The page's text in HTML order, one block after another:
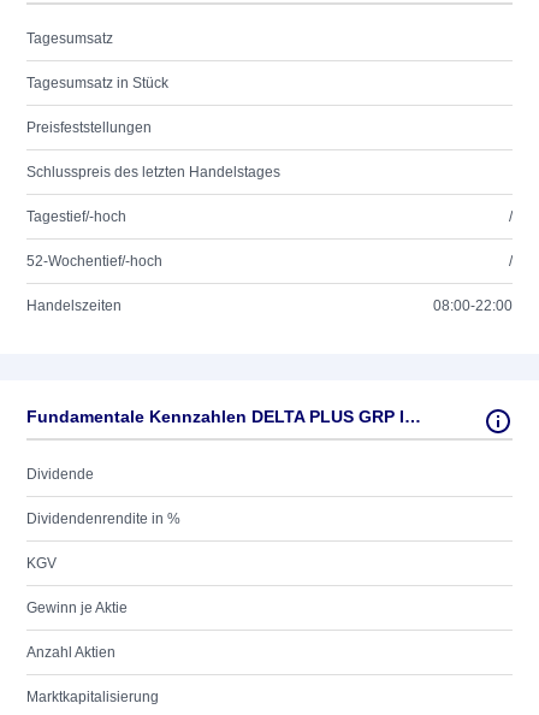
Tagesumsatz
Tagesumsatz in Stück
Preisfeststellungen
Schlusspreis des letzten Handelstages
Tagestief/-hoch /
52-Wochentief/-hoch /
Handelszeiten 08:00-22:00
Fundamentale Kennzahlen DELTA PLUS GRP INH.EO-,50
Dividende
Dividendenrendite in %
KGV
Gewinn je Aktie
Anzahl Aktien
Marktkapitalisierung